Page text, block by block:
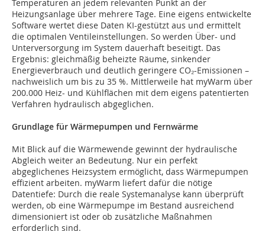
Temperaturen an jedem relevanten Punkt an der
Heizungsanlage über mehrere Tage. Eine eigens entwickelte
Software wertet diese Daten KI-gestützt aus und ermittelt
die optimalen Ventileinstellungen. So werden Über- und
Unterversorgung im System dauerhaft beseitigt. Das
Ergebnis: gleichmäßig beheizte Räume, sinkender
Energieverbrauch und deutlich geringere CO₂-Emissionen –
nachweislich um bis zu 35 %. Mittlerweile hat myWarm über
200.000 Heiz- und Kühlflächen mit dem eigens patentierten
Verfahren hydraulisch abgeglichen.
Grundlage für Wärmepumpen und Fernwärme
Mit Blick auf die Wärmewende gewinnt der hydraulische
Abgleich weiter an Bedeutung. Nur ein perfekt
abgeglichenes Heizsystem ermöglicht, dass Wärmepumpen
effizient arbeiten. myWarm liefert dafür die nötige
Datentiefe: Durch die reale Systemanalyse kann überprüft
werden, ob eine Wärmepumpe im Bestand ausreichend
dimensioniert ist oder ob zusätzliche Maßnahmen
erforderlich sind.